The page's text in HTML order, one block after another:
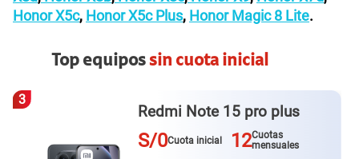
Honor X5c, Honor X5c Plus, Honor Magic 8 Lite.
Top equipossin cuota inicial
3
Redmi Note 15 pro plus
S/0Cuota inicial 12Cuotas
mensuales